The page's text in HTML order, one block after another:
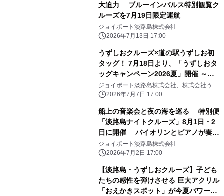
大迫力 ブルーインパルス特別観覧ク
ルーズを7月19日限定運航
ジョイポート淡路島株式会社
2026年7月13日 17:00
うずしおクルーズ×道の駅うずしお初
タッグ！ 7月18日より、「うずしおタ
ッグキャンペーン2026夏」開催 ～こ
の夏、うずしお界隈がアツい！～
ジョイポート淡路島株式会社、株式会社うず
のくに南あわじ
2026年7月7日 17:00
船上の音楽会と夜の海を巡る 特別便
「淡路島ナイトクルーズ」8月1日・2
日に開催 バイオリンとピアノが奏で
る、星空のハーモニー
ジョイポート淡路島株式会社
2026年7月2日 17:00
【淡路島・うずしおクルーズ】子ども
たちの感性を弾けさせる 巨大アクリル
「おえかきスポット」が今夏パワーア